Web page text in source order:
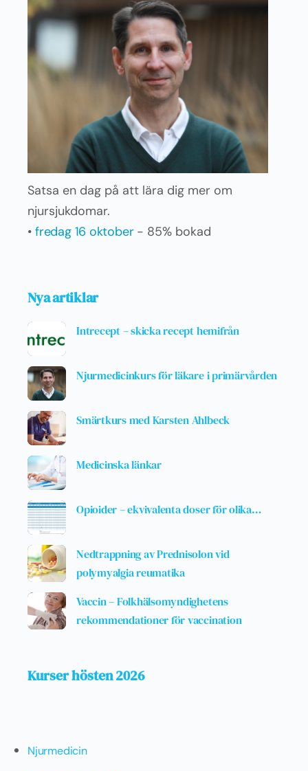
Satsa en dag på att lära dig mer om
njursjukdomar.
• fredag 16 oktober- 85% bokad
Nya artiklar
Intrecept – skicka recept hemifrån
Njurmedicinkurs för läkare i primärvården
Smärtkurs med Karsten Ahlbeck
Medicinska länkar
Opioider – ekvivalenta doser för olika…
Nedtrappning av Prednisolon vid
polymyalgia reumatika
Vaccin – Folkhälsomyndighetens
rekommendationer för vaccination
Kurser hösten 2026
Njurmedicin